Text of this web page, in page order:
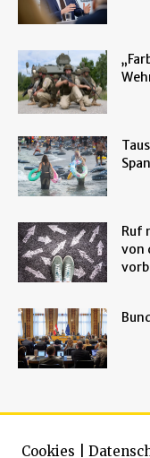
Ruf
von
Cookies